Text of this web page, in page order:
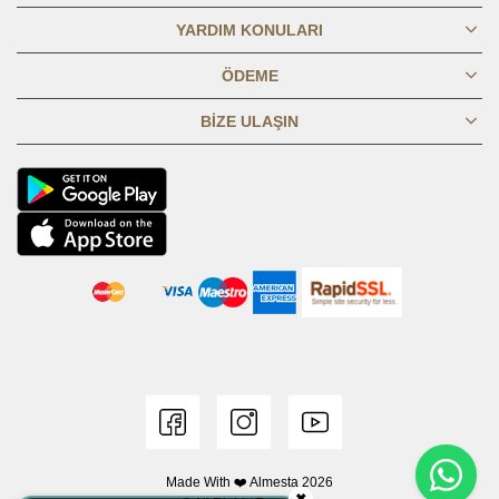
24 24,5 25 25,5 26
YARDIM KONULARI
ÖDEME
BIZE ULAŞIN
Made With ❤️ Almesta 2026